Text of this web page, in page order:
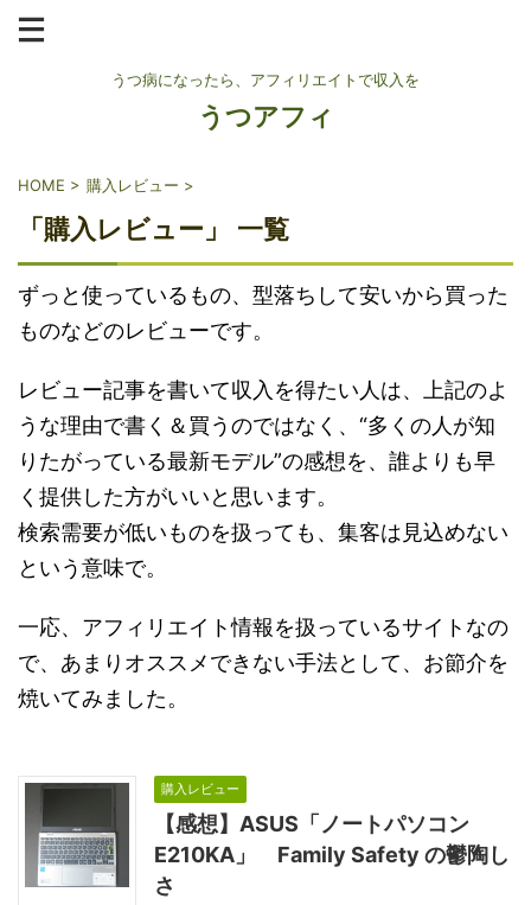
うつ病になったら、アフィリエイトで収入を
うつアフィ
HOME > 購入レビュー >
「購入レビュー」 一覧
ずっと使っているもの、型落ちして安いから買った
ものなどのレビューです。
レビュー記事を書いて収入を得たい人は、上記のよ
うな理由で書く＆買うのではなく、“多くの人が知
りたがっている最新モデル”の感想を、誰よりも早
く提供した方がいいと思います。
検索需要が低いものを扱っても、集客は見込めない
という意味で。
一応、アフィリエイト情報を扱っているサイトなの
で、あまりオススメできない手法として、お節介を
焼いてみました。
購入レビュー
【感想】ASUS「ノートパソコン
E210KA」 Family Safety の鬱陶し
さ